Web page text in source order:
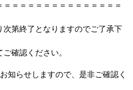
＝＝＝＝＝＝＝＝＝＝＝＝＝＝＝
第終了となりますのでご了承下
確認ください。
知らせしますので、是非ご確認く